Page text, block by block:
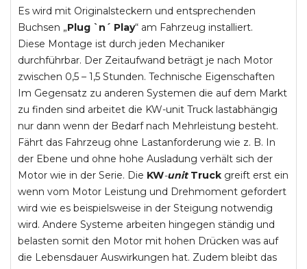
Es wird mit Originalsteckern und entsprechenden
Buchsen „Plug `n´ Play“ am Fahrzeug installiert.
Diese Montage ist durch jeden Mechaniker
durchführbar. Der Zeitaufwand beträgt je nach Motor
zwischen 0,5 – 1,5 Stunden. Technische Eigenschaften
Im Gegensatz zu anderen Systemen die auf dem Markt
zu finden sind arbeitet die KW-unit Truck lastabhängig
nur dann wenn der Bedarf nach Mehrleistung besteht.
Fährt das Fahrzeug ohne Lastanforderung wie z. B. In
der Ebene und ohne hohe Ausladung verhält sich der
Motor wie in der Serie. Die KW-unit Truck greift erst ein
wenn vom Motor Leistung und Drehmoment gefordert
wird wie es beispielsweise in der Steigung notwendig
wird. Andere Systeme arbeiten hingegen ständig und
belasten somit den Motor mit hohen Drücken was auf
die Lebensdauer Auswirkungen hat. Zudem bleibt das